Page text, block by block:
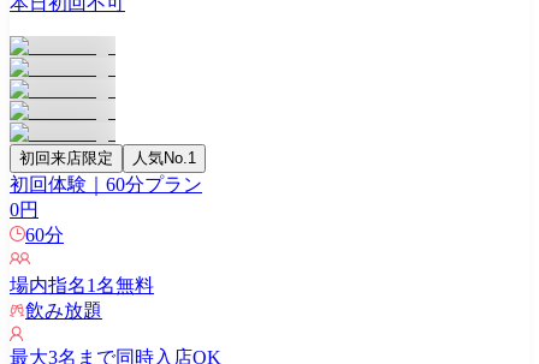
初回来店限定 人気No.1
初回体験｜60分プラン
0円
60分
場内指名1名無料
飲み放題
最大3名まで同時入店OK